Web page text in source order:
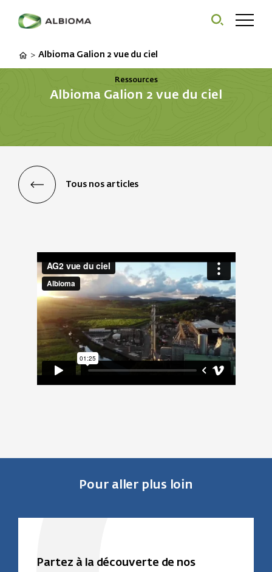
> Albioma Galion 2 vue du ciel
Ressources
Albioma Galion 2 vue du ciel
Tous nos articles
Pour aller plus loin
Partez à la découverte de nos